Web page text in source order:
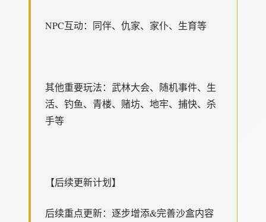
NPC互动：同伴、仇家、家仆、生育等
其他重要玩法：武林大会、随机事件、生
活、钓鱼、青楼、赌坊、地牢、捕快、杀
手等
【后续更新计划】
后续重点更新：逐步增添&完善沙盒内容